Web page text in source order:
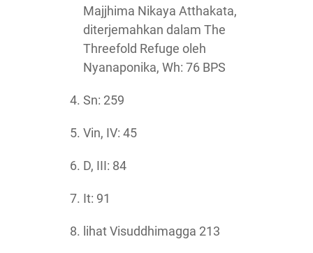
Majjhima Nikaya Atthakata,
diterjemahkan dalam The
Threefold Refuge oleh
Nyanaponika, Wh: 76 BPS
Sn: 259
Vin, IV: 45
D, III: 84
It: 91
lihat Visuddhimagga 213